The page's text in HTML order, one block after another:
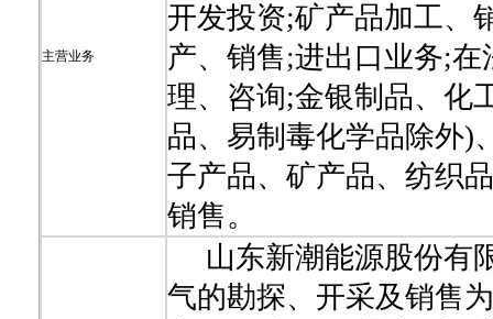
主营业务
开发投资;矿产品加工、
产、销售;进出口业务;
理、咨询;金银制品、化
品、易制毒化学品除外)
子产品、矿产品、纺织
销售。
山东新潮能源股份有
气的勘探、开采及销售